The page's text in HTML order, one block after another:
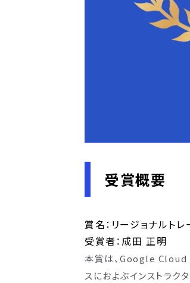
受賞概要
賞名：リージョナルトレ
受賞者： 成田 正明
本賞は、Google Cloud
スにおよぶインストラク